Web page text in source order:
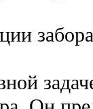
забора